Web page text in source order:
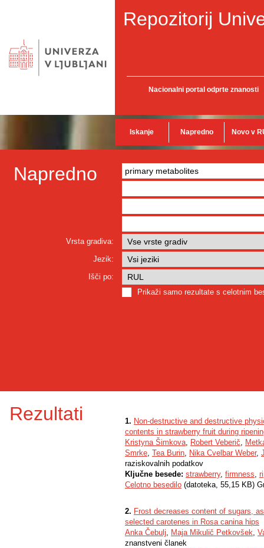
Repozitorij
Nacionalni portal odprte znanosti
Iskanje Napredno Novo v
Napredno
Vrsta gradiva:
Jezik:
Išči po:
Prikaži samo rezultate s celotnim
Rezultati 1. Non-destructive and destructive
contents in strawberry fruit during
Kristyna Šimkova, Robert Veberič,
Smrke, Tea Burin, Nika Cvelbar Weber,
raziskovalnih podatkov
Ključne besede: strawberry, firmness,
Celotno besedilo (datoteka, 55,15 KB)
2. Frost decreases content of sugars,
selected carotenes in Rosa canina hips
Anka Čebulj, Maja Mikulič Petkovšek,
znanstveni članek